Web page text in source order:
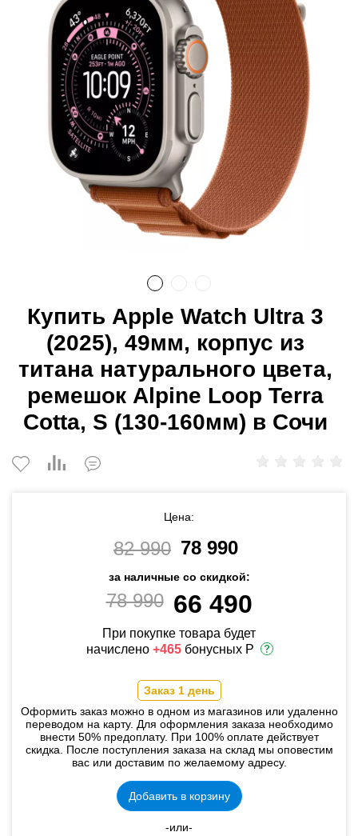
Купить Apple Watch Ultra 3
(2025), 49мм, корпус из
титана натурального цвета,
ремешок Alpine Loop Terra
Cotta, S (130-160мм) в Сочи
Цена:
82 990 78 990
за наличные со скидкой:
78 990 66 490
При покупке товара будет
начислено +465 бонусных Р
Заказ 1 день
Оформить заказ можно в одном из магазинов или удаленно
переводом на карту. Для оформления заказа необходимо
внести 50% предоплату. При 100% оплате действует
скидка. После поступления заказа на склад мы оповестим
вас или доставим по желаемому адресу.
Добавить в корзину
-или-